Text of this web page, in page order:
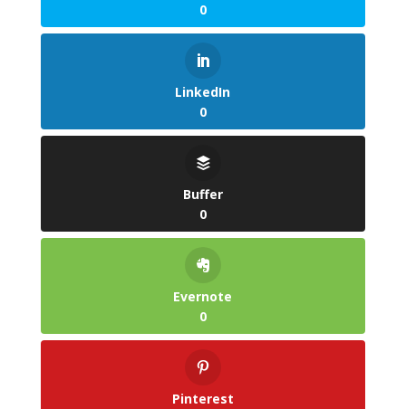
0
LinkedIn
0
Buffer
0
Evernote
0
Pinterest